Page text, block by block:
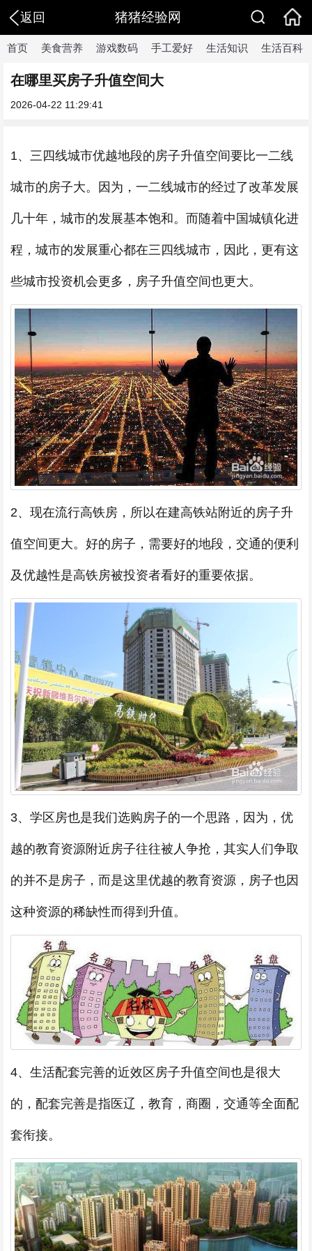
返回 猪猪经验网
首页 美食营养 游戏数码 手工爱好 生活知识 生活百科
在哪里买房子升值空间大
2026-04-22 11:29:41
1、三四线城市优越地段的房子升值空间要比一二线
城市的房子大。因为，一二线城市的经过了改革发展
几十年，城市的发展基本饱和。而随着中国城镇化进
程，城市的发展重心都在三四线城市，因此，更有这
些城市投资机会更多，房子升值空间也更大。
2、现在流行高铁房，所以在建高铁站附近的房子升
值空间更大。好的房子，需要好的地段，交通的便利
及优越性是高铁房被投资者看好的重要依据。
3、学区房也是我们选购房子的一个思路，因为，优
越的教育资源附近房子往往被人争抢，其实人们争取
的并不是房子，而是这里优越的教育资源，房子也因
这种资源的稀缺性而得到升值。
4、生活配套完善的近效区房子升值空间也是很大
的，配套完善是指医辽，教育，商圈，交通等全面配
套衔接。